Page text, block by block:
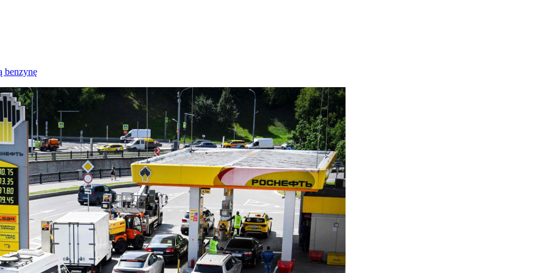
benzynę